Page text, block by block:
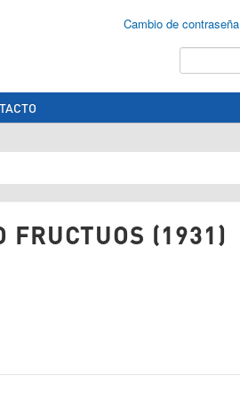
Cambio de contraseña
FRUCTUOS (1931)